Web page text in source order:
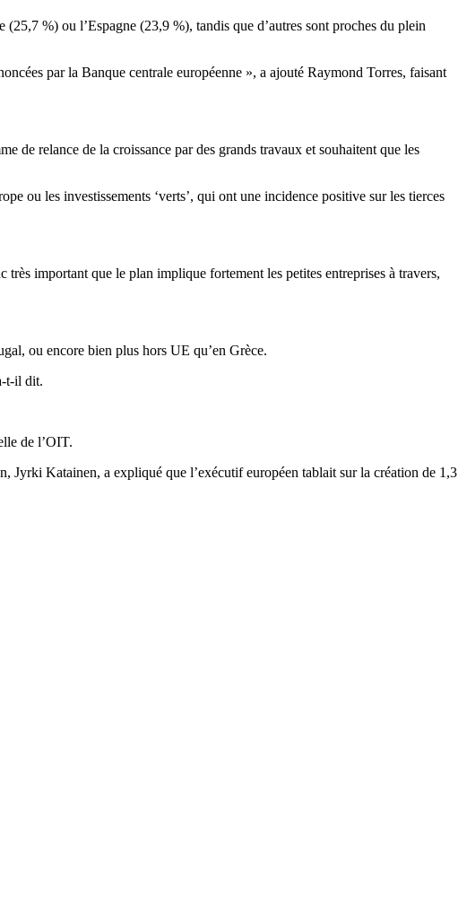
%) ou l’Espagne (23,9 %), tandis que d’autres sont proches du plein
par la Banque centrale européenne », a ajouté Raymond Torres, faisant
de relance de la croissance par des grands travaux et souhaitent que les
ou les investissements ‘verts’, qui ont une incidence positive sur les tierces
important que le plan implique fortement les petites entreprises à travers,
ou encore bien plus hors UE qu’en Grèce.
t-il dit.
de l’OIT.
Jyrki Katainen, a expliqué que l’exécutif européen tablait sur la création de 1,3